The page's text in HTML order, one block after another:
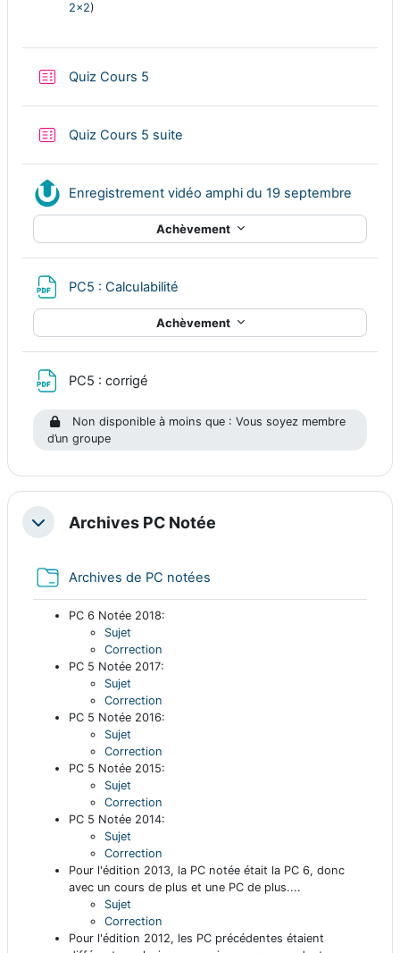
2x2)
Quiz Cours 5
Quiz Cours 5 suite
Enregistrement vidéo amphi du 19 septembre
Achèvement
PC5 : Calculabilité
Achèvement
PC5 : corrigé
Non disponible à moins que : Vous soyez membre
d’un groupe
ReplierArchives PC Notée
Archives de PC notées
PC 6 Notée 2018:
Sujet
Correction
PC 5 Notée 2017:
Sujet
Correction
PC 5 Notée 2016:
Sujet
Correction
PC 5 Notée 2015:
Sujet
Correction
PC 5 Notée 2014:
Sujet
Correction
Pour l'édition 2013, la PC notée était la PC 6, donc
avec un cours de plus et une PC de plus....
Sujet
Correction
Pour l'édition 2012, les PC précédentes étaient